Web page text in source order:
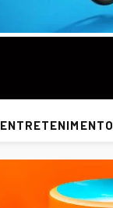
ENTRETENIMENTO